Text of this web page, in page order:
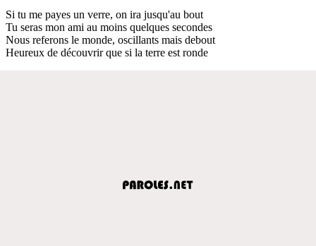
Si tu me payes un verre, on ira jusqu'au bout
Tu seras mon ami au moins quelques secondes
Nous referons le monde, oscillants mais debout
Heureux de découvrir que si la terre est ronde